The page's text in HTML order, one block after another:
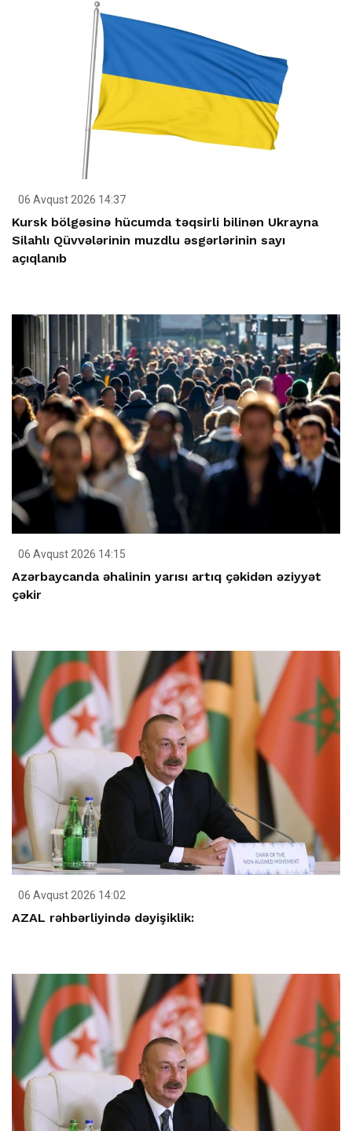
06 Avqust 2026 14:37
Kursk bölgəsinə hücumda təqsirli bilinən Ukrayna
Silahlı Qüvvələrinin muzdlu əsgərlərinin sayı
açıqlanıb
06 Avqust 2026 14:15
Azərbaycanda əhalinin yarısı artıq çəkidən əziyyət
çəkir
06 Avqust 2026 14:02
AZAL rəhbərliyində dəyişiklik: